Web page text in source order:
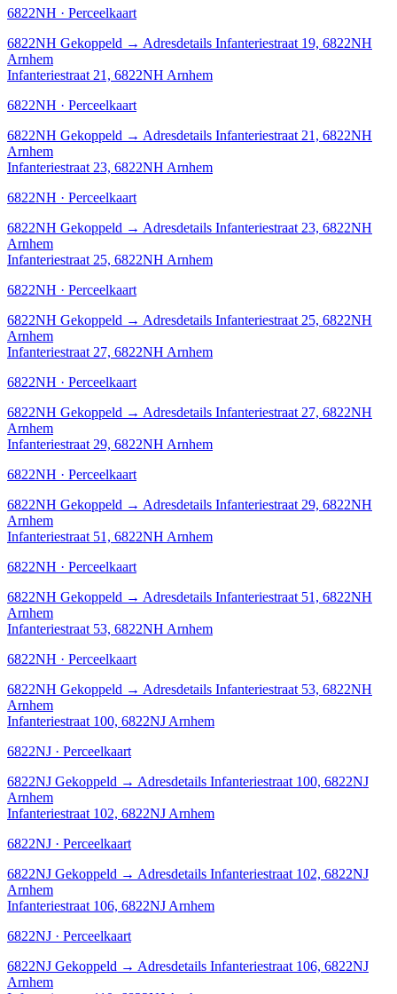
6822NH · Perceelkaart
6822NH Gekoppeld → Adresdetails Infanteriestraat 19, 6822NH
Arnhem
Infanteriestraat 21, 6822NH Arnhem
6822NH · Perceelkaart
6822NH Gekoppeld → Adresdetails Infanteriestraat 21, 6822NH
Arnhem
Infanteriestraat 23, 6822NH Arnhem
6822NH · Perceelkaart
6822NH Gekoppeld → Adresdetails Infanteriestraat 23, 6822NH
Arnhem
Infanteriestraat 25, 6822NH Arnhem
6822NH · Perceelkaart
6822NH Gekoppeld → Adresdetails Infanteriestraat 25, 6822NH
Arnhem
Infanteriestraat 27, 6822NH Arnhem
6822NH · Perceelkaart
6822NH Gekoppeld → Adresdetails Infanteriestraat 27, 6822NH
Arnhem
Infanteriestraat 29, 6822NH Arnhem
6822NH · Perceelkaart
6822NH Gekoppeld → Adresdetails Infanteriestraat 29, 6822NH
Arnhem
Infanteriestraat 51, 6822NH Arnhem
6822NH · Perceelkaart
6822NH Gekoppeld → Adresdetails Infanteriestraat 51, 6822NH
Arnhem
Infanteriestraat 53, 6822NH Arnhem
6822NH · Perceelkaart
6822NH Gekoppeld → Adresdetails Infanteriestraat 53, 6822NH
Arnhem
Infanteriestraat 100, 6822NJ Arnhem
6822NJ · Perceelkaart
6822NJ Gekoppeld → Adresdetails Infanteriestraat 100, 6822NJ
Arnhem
Infanteriestraat 102, 6822NJ Arnhem
6822NJ · Perceelkaart
6822NJ Gekoppeld → Adresdetails Infanteriestraat 102, 6822NJ
Arnhem
Infanteriestraat 106, 6822NJ Arnhem
6822NJ · Perceelkaart
6822NJ Gekoppeld → Adresdetails Infanteriestraat 106, 6822NJ
Arnhem